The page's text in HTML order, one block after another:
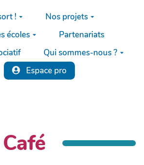
!
Nos projets
écoles
Partenariats
Qui sommes-nous ?
Espace pro